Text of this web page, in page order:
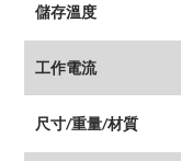
儲存溫度
工作電流
尺寸/重量/材質